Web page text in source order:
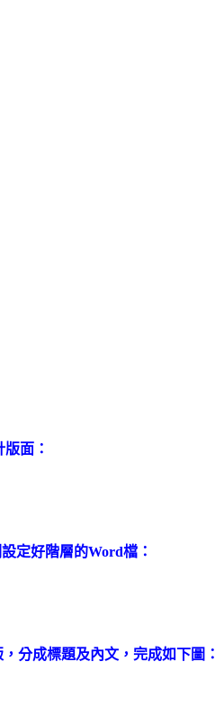
面：
定好階層的Word檔：
分成標題及內文，完成如下圖：